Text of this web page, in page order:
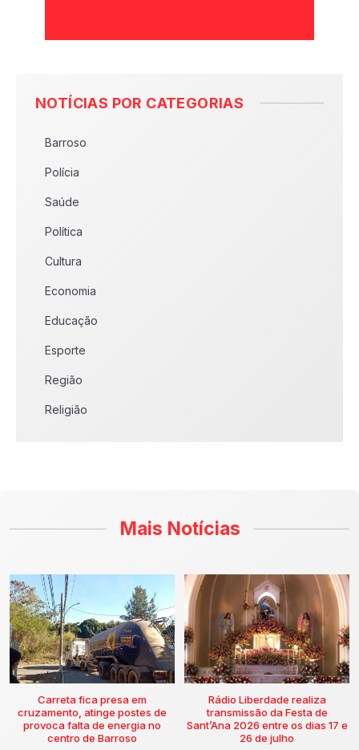
NOTÍCIAS POR CATEGORIAS
Barroso
Polícia
Saúde
Política
Cultura
Economia
Educação
Esporte
Região
Religião
Mais Notícias
Carreta fica presa em
cruzamento, atinge postes de
provoca falta de energia no
centro de Barroso
Rádio Liberdade realiza
transmissão da Festa de
Sant’Ana 2026 entre os dias 17 e
26 de julho